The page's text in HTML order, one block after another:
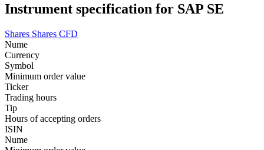
Instrument specification for SAP SE
Shares Shares CFD
Nume
Currency
Symbol
Minimum order value
Ticker
Trading hours
Tip
Hours of accepting orders
ISIN
Nume